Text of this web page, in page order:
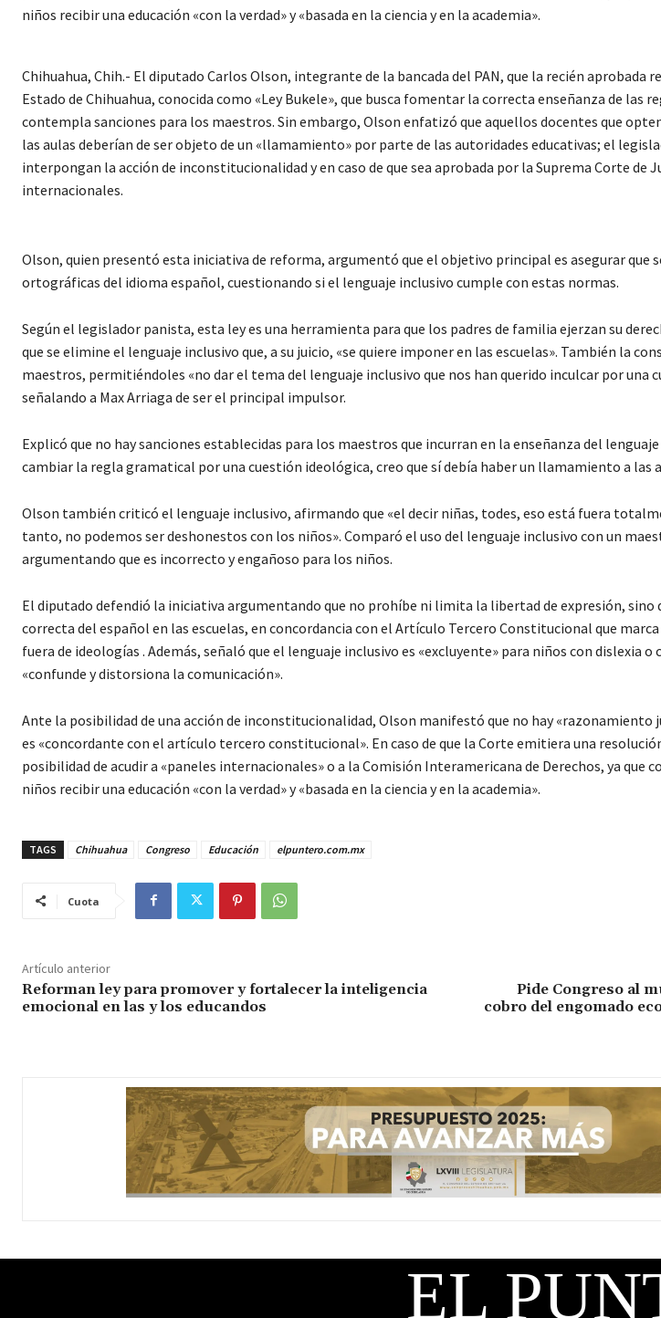
niños recibir una educación «con la verdad» y «basada en la ciencia y en la academia».
Chihuahua, Chih.- El diputado Carlos Olson, integrante de la bancada del PAN, que la recién aprobada
Estado de Chihuahua, conocida como «Ley Bukele», que busca fomentar la correcta enseñanza de las
contempla sanciones para los maestros. Sin embargo, Olson enfatizó que aquellos docentes que
las aulas deberían de ser objeto de un «llamamiento» por parte de las autoridades educativas; el
interpongan la acción de inconstitucionalidad y en caso de que sea aprobada por la Suprema Corte de
internacionales.
Olson, quien presentó esta iniciativa de reforma, argumentó que el objetivo principal es asegurar que
ortográficas del idioma español, cuestionando si el lenguaje inclusivo cumple con estas normas.
Según el legislador panista, esta ley es una herramienta para que los padres de familia ejerzan su
que se elimine el lenguaje inclusivo que, a su juicio, «se quiere imponer en las escuelas». También la
maestros, permitiéndoles «no dar el tema del lenguaje inclusivo que nos han querido inculcar por una
señalando a Max Arriaga de ser el principal impulsor.
Explicó que no hay sanciones establecidas para los maestros que incurran en la enseñanza del
cambiar la regla gramatical por una cuestión ideológica, creo que sí debía haber un llamamiento a las
Olson también criticó el lenguaje inclusivo, afirmando que «el decir niñas, todes, eso está fuera
tanto, no podemos ser deshonestos con los niños». Comparó el uso del lenguaje inclusivo con un
argumentando que es incorrecto y engañoso para los niños.
El diputado defendió la iniciativa argumentando que no prohíbe ni limita la libertad de expresión, sino
correcta del español en las escuelas, en concordancia con el Artículo Tercero Constitucional que
fuera de ideologías . Además, señaló que el lenguaje inclusivo es «excluyente» para niños con dislexia
«confunde y distorsiona la comunicación».
Ante la posibilidad de una acción de inconstitucionalidad, Olson manifestó que no hay «razonamiento
es «concordante con el artículo tercero constitucional». En caso de que la Corte emitiera una
posibilidad de acudir a «paneles internacionales» o a la Comisión Interamericana de Derechos, ya que
niños recibir una educación «con la verdad» y «basada en la ciencia y en la academia».
TAGS Chihuahua Congreso Educación elpuntero.com.mx
Cuota
Artículo anterior
Reforman ley para promover y fortalecer la inteligencia
emocional en las y los educandos
Pide Congreso al
cobro del engomado
EL